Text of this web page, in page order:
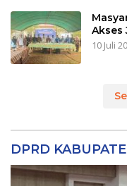
Akses
10 Juli
DPRD